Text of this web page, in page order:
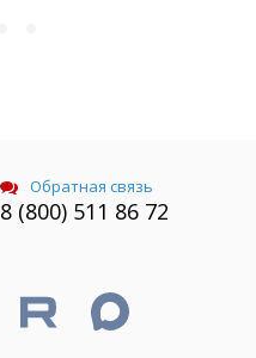
Обратная связь
8 (800) 511 86 72